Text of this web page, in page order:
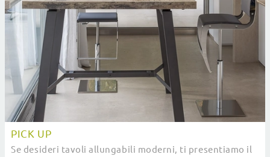
PICK UP
Se desideri tavoli allungabili moderni, ti presentiamo il